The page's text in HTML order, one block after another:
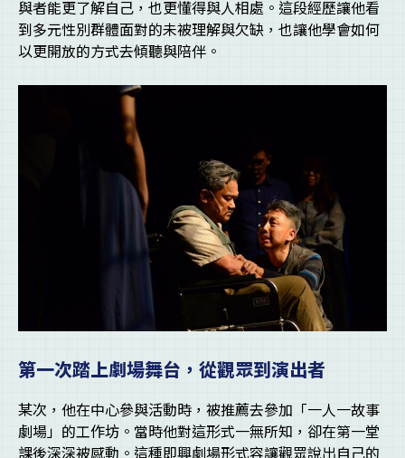
與者能更了解自己，也更懂得與人相處。這段經歷讓他看
到多元性別群體面對的未被理解與欠缺，也讓他學會如何
以更開放的方式去傾聽與陪伴。
第一次踏上劇場舞台，從觀眾到演出者
某次，他在中心參與活動時，被推薦去參加「一人一故事
劇場」的工作坊。當時他對這形式一無所知，卻在第一堂
課後深深被感動。這種即興劇場形式容讓觀眾說出自己的